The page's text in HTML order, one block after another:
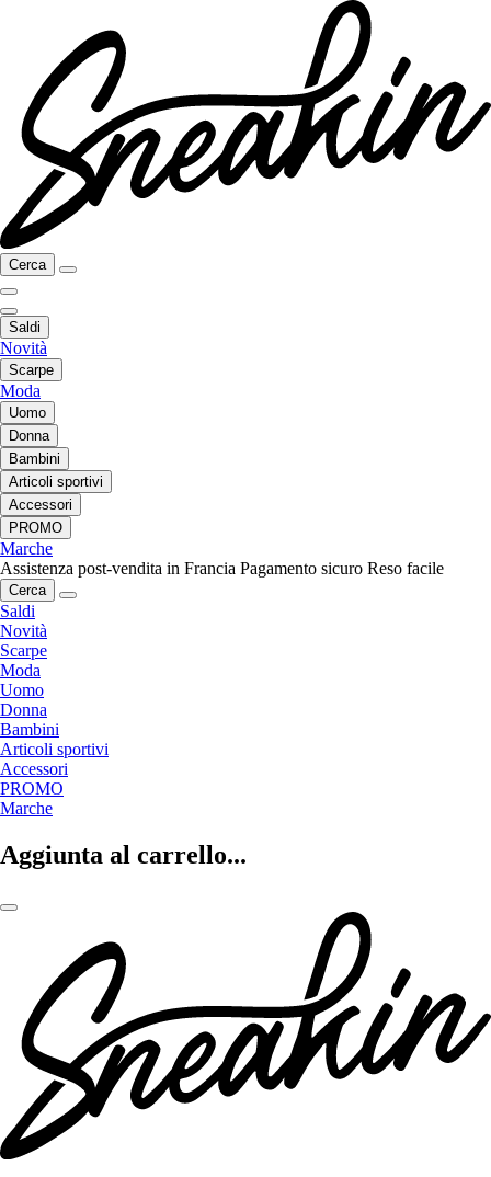
Cerca
Saldi
Novità
Scarpe
Moda
Uomo
Donna
Bambini
Articoli sportivi
Accessori
PROMO
Marche
Assistenza post-vendita in Francia Pagamento sicuro Reso facile
Cerca
Saldi
Novità
Scarpe
Moda
Uomo
Donna
Bambini
Articoli sportivi
Accessori
PROMO
Marche
Aggiunta al carrello...